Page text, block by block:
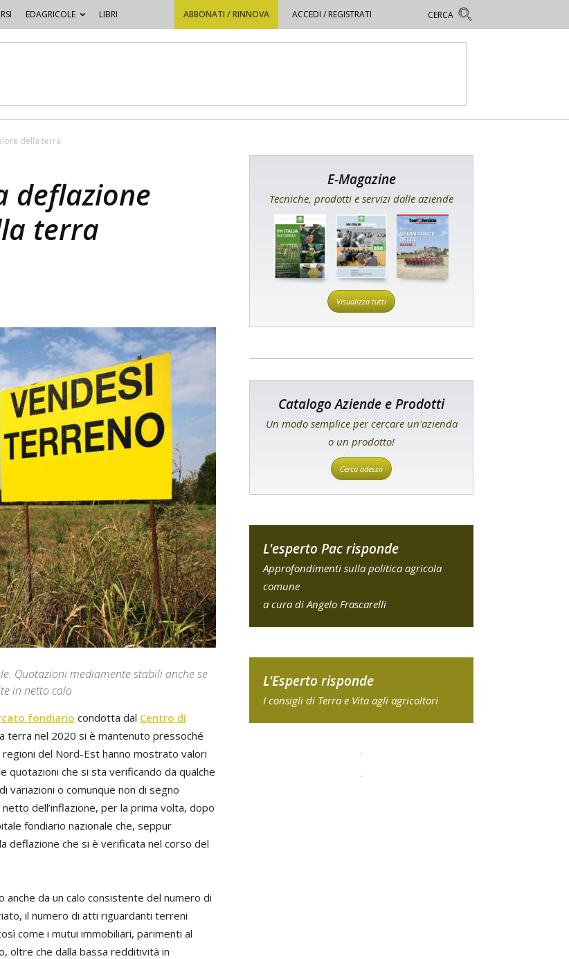
EDAGRICOLE LIBRI ABBONATI / RINNOVA ACCEDI / REGISTRATI
della terra
deflazione
terra
Quotazioni mediamente stabili anche se
in netto calo
fondiario condotta dal Centro di
terra nel 2020 si è mantenuto pressoché
del Nord-Est hanno mostrato valori
quotazioni che si sta verificando da qualche
variazioni o comunque non di segno
dell’inflazione, per la prima volta, dopo
fondiario nazionale che, seppur
deflazione che si è verificata nel corso del
da un calo consistente del numero di
il numero di atti riguardanti terreni
come i mutui immobiliari, parimenti al
oltre che dalla bassa redditività in
E-Magazine
Tecniche, prodotti e servizi dalle aziende
Visualizza tutti
Catalogo Aziende e Prodotti
Un modo semplice per cercare un'azienda
o un prodotto!
Cerca adesso
L'esperto Pac risponde
Approfondimenti sulla politica agricola
comune
a cura di Angelo Frascarelli
L'Esperto risponde
I consigli di Terra e Vita agli agricoltori